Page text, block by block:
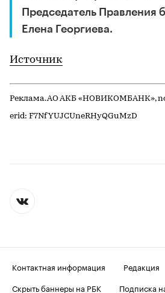
Председатель
Елена Георгиева.
Источник
Реклама. АО АКБ «НОВИКОМБАНК»,
erid: F7NfYUJCUneRHyQGuMzD
Контактная информация
Редакция
Скрыть баннеры на РБК
Подписка